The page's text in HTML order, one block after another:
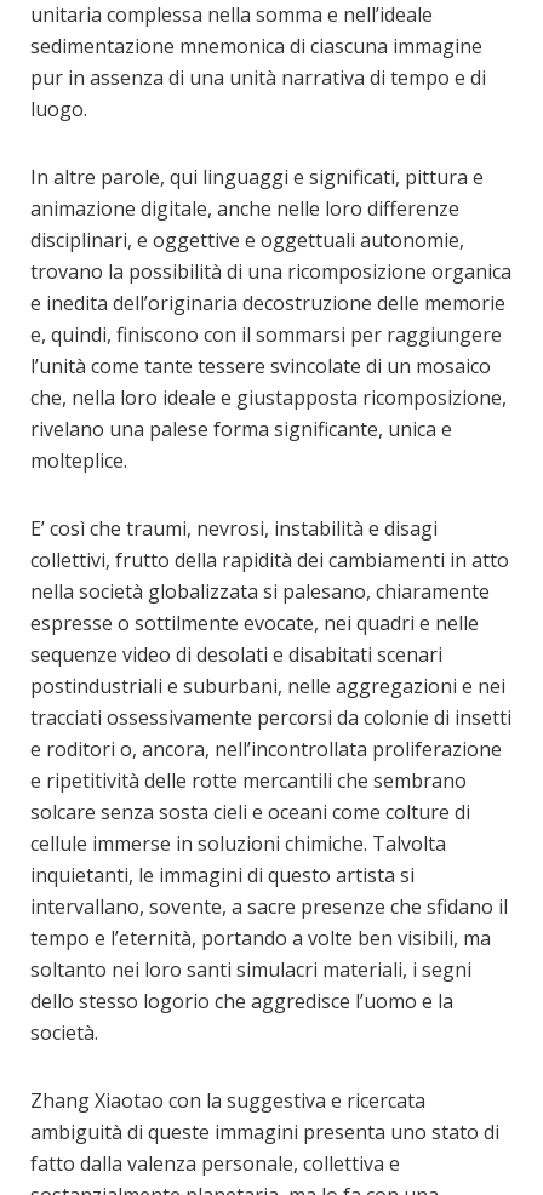
unitaria complessa nella somma e nell’ideale
sedimentazione mnemonica di ciascuna immagine
pur in assenza di una unità narrativa di tempo e di
luogo.
In altre parole, qui linguaggi e significati, pittura e
animazione digitale, anche nelle loro differenze
disciplinari, e oggettive e oggettuali autonomie,
trovano la possibilità di una ricomposizione organica
e inedita dell’originaria decostruzione delle memorie
e, quindi, finiscono con il sommarsi per raggiungere
l’unità come tante tessere svincolate di un mosaico
che, nella loro ideale e giustapposta ricomposizione,
rivelano una palese forma significante, unica e
molteplice.
E’ così che traumi, nevrosi, instabilità e disagi
collettivi, frutto della rapidità dei cambiamenti in atto
nella società globalizzata si palesano, chiaramente
espresse o sottilmente evocate, nei quadri e nelle
sequenze video di desolati e disabitati scenari
postindustriali e suburbani, nelle aggregazioni e nei
tracciati ossessivamente percorsi da colonie di insetti
e roditori o, ancora, nell’incontrollata proliferazione
e ripetitività delle rotte mercantili che sembrano
solcare senza sosta cieli e oceani come colture di
cellule immerse in soluzioni chimiche. Talvolta
inquietanti, le immagini di questo artista si
intervallano, sovente, a sacre presenze che sfidano il
tempo e l’eternità, portando a volte ben visibili, ma
soltanto nei loro santi simulacri materiali, i segni
dello stesso logorio che aggredisce l’uomo e la
società.
Zhang Xiaotao con la suggestiva e ricercata
ambiguità di queste immagini presenta uno stato di
fatto dalla valenza personale, collettiva e